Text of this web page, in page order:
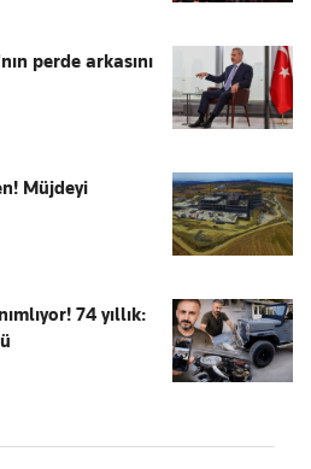
perde arkasını
Müjdeyi
74 yıllık: